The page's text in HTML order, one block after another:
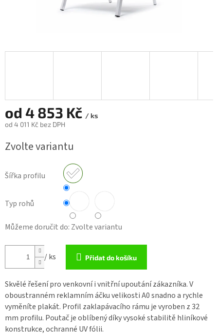
od 4 853 Kč / ks
od 4 011 Kč bez DPH
cena:
Zvolte variantu
Šířka profilu
Typ rohů
Můžeme doručit do: Zvolte variantu
/ ks Přidat do košíku
Skvělé řešení pro venkovní i vnitřní upoutání zákazníka. V
oboustranném reklamním áčku velikosti A0 snadno a rychle
vyměníte plakát. Profil zaklapávacího rámu je vyroben z 32
mm profilu. Poutač je oblíbený díky vysoké stabilitě hliníkové
konstrukce, ochranné UV fólii.